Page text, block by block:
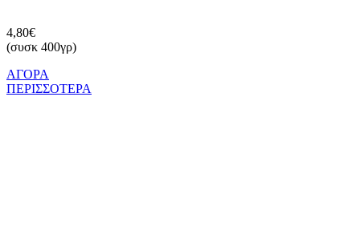
4,80€
(συσκ 400γρ)
ΑΓΟΡΑ
ΠΕΡΙΣΣΟΤΕΡΑ